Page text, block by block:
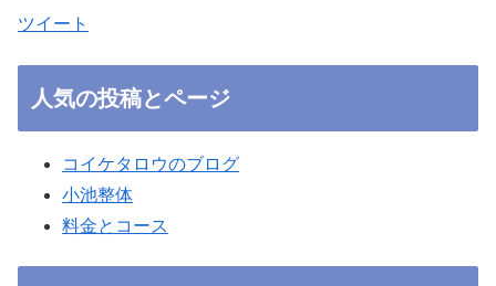
ツイート
人気の投稿とページ
コイケタロウのブログ
小池整体
料金とコース